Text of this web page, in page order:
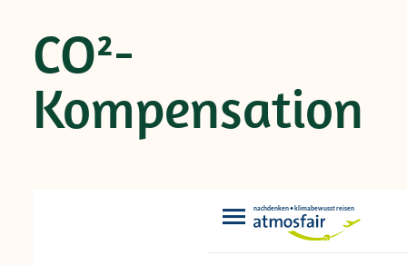
CO²-
Kompensation